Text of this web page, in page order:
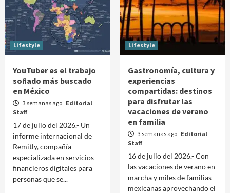
Lifestyle
YouTuber es el trabajo
soñado más buscado
en México
3 semanas ago Editorial
Staff
17 de julio del 2026.- Un
informe internacional de
Remitly, compañía
especializada en servicios
financieros digitales para
personas que se...
Lifestyle
Gastronomía, cultura y
experiencias
compartidas: destinos
para disfrutar las
vacaciones de verano
en familia
3 semanas ago Editorial
Staff
16 de julio del 2026.- Con
las vacaciones de verano en
marcha y miles de familias
mexicanas aprovechando el